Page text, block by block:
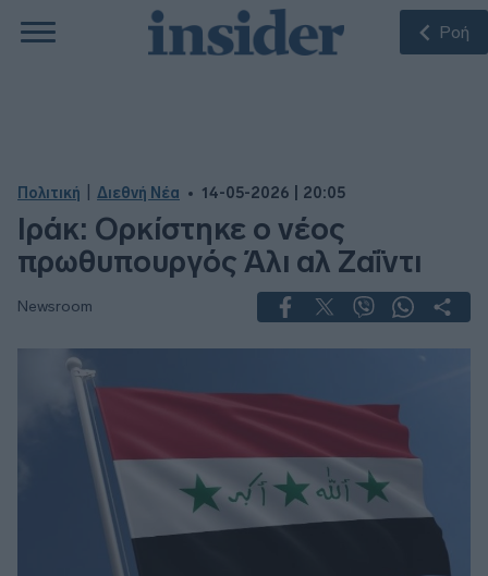
Ροή
Πολιτική Διεθνή Νέα 14-05-2026 | 20:05
Ιράκ: Ορκίστηκε ο νέος
πρωθυπουργός Άλι αλ Ζαΐντι
Newsroom